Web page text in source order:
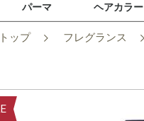
パーマ ヘアカラー
ップ フレグランス